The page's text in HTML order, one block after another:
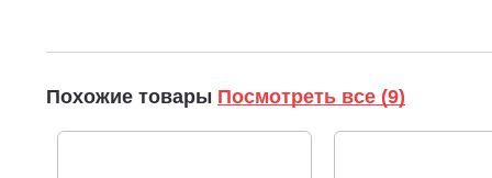
Похожие товары Посмотреть все (9)